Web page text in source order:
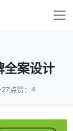
全案设计
点赞：4